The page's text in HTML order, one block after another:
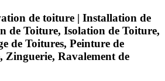
de toiture | Installation de
de Toiture, Isolation de Toiture,
de Toitures, Peinture de
Ravalement de